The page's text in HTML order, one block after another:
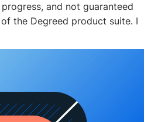
and not guaranteed
the Degreed product suite. I